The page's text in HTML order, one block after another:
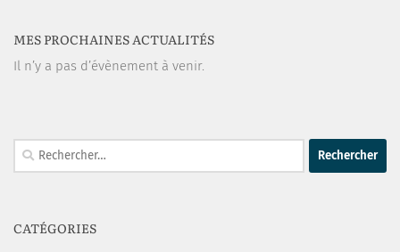
MES PROCHAINES ACTUALITÉS
Il n’y a pas d’évènement à venir.
Rechercher :
CATÉGORIES